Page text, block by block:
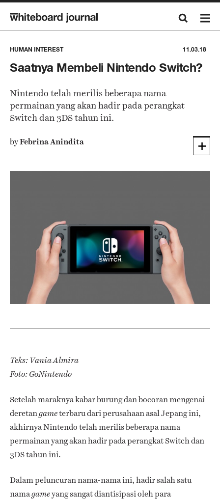
HUMAN INTEREST 11.03.18
Saatnya Membeli Nintendo Switch?
Nintendo telah merilis beberapa nama
permainan yang akan hadir pada perangkat
Switch dan 3DS tahun ini.
byFebrina Anindita
Teks: Vania Almira
Foto: GoNintendo
Setelah maraknya kabar burung dan bocoran mengenai
deretangameterbaru dari perusahaan asal Jepang ini,
akhirnya Nintendo telah merilis beberapa nama
permainan yang akan hadir pada perangkat Switch dan
3DS tahun ini.
Dalam peluncuran nama-nama ini, hadir salah satu
namagameyang sangat diantisipasi oleh para